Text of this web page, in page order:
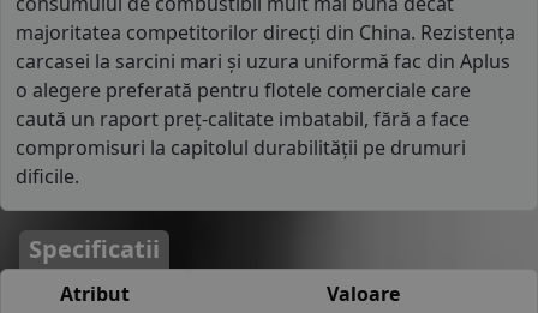
majoritatea competitorilor direcți din China. Rezistența
carcasei la sarcini mari și uzura uniformă fac din Aplus
o alegere preferată pentru flotele comerciale care
caută un raport preț-calitate imbatabil, fără a face
compromisuri la capitolul durabilității pe drumuri
dificile.
Specificatii
Atribut
Valoare